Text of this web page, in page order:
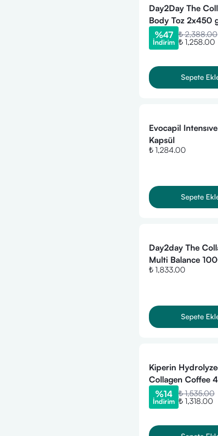
Day2Day The
Body Toz 2x450
%47
İndirim
₺ 2,388.00
₺ 1,258.00
Sepete
Evocapil
Kapsül
₺ 1,284.00
Sepete
Day2day The
Multi Balance
45 Doz 540gr
₺ 1,833.00
Sepete
Kiperin
Collagen Coffee
30 Servis Toz
%14
İndirim
₺ 1,535.00
₺ 1,318.00